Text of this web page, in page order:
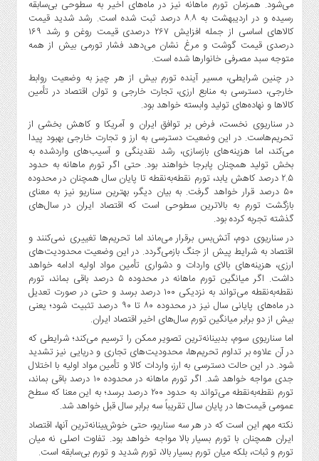
آپ
و
فن
آوری
بانک
،
بیمه
و
ارز
دیجیتال
کشاورزی
و
صنایع
غذایی
سیاسی
و
بین
الملل
نگاه
روز
گوناگون
می‌شود. همزمان تورم ماهانه نیز در ماه‌های اخیر به سطوحی بی‌سابقه
رسیده و در اردیبهشت به ۸.۸ درصد ثبت شده است. رشد شدید قیمت
کالاهای اساسی از جمله افزایش ۲۶۷ درصدی قیمت روغن و رشد ۱۶۹
درصدی قیمت گوشت و مرغ نشان می‌دهد فشار تورمی بیش از همه
متوجه سبد مصرفی خانوارها شده است.
در چنین شرایطی، مسیر آینده تورم بیش از هر چیز به وضعیت روابط
خارجی، دسترسی به منابع ارزی، تجارت خارجی و توان اقتصاد در تأمین
کالاها و نهاده‌های تولید وابسته خواهد بود.
در سناریوی نخست، فرض بر توافق ایران و آمریکا و کاهش بخشی از
تحریم‌هاست. در این وضعیت دسترسی به ارز و تجارت خارجی بهبود پیدا
می‌کند، اما هزینه‌های بازسازی، رشد نقدینگی و آسیب‌های واردشده به
بخش تولید همچنان پابرجا خواهند بود. حتی اگر تورم ماهانه به حدود
۲.۵ درصد کاهش یابد، تورم نقطه‌به‌نقطه تا پایان سال همچنان در محدوده
۵۰ درصد قرار خواهد گرفت. به بیان دیگر، بهترین سناریو نیز به معنای
بازگشت تورم به بالاترین سطوحی است که اقتصاد ایران در سال‌های
گذشته تجربه کرده بود.
در سناریوی دوم، آتش‌بس برقرار می‌ماند اما تحریم‌ها تغییری نمی‌کنند و
اقتصاد به شرایط پیش از جنگ بازمی‌گردد. در این وضعیت محدودیت‌های
ارزی، هزینه‌های بالای واردات و دشواری تأمین مواد اولیه ادامه خواهد
داشت. اگر میانگین تورم ماهانه در محدوده ۵ درصد باقی بماند، تورم
نقطه‌به‌نقطه می‌تواند به نزدیکی ۱۰۰ درصد برسد و حتی در صورت تعدیل
در ماه‌های پایانی سال نیز در محدوده ۸۰ تا ۹۰ درصد تثبیت شود؛ یعنی
بیش از دو برابر میانگین تورم سال‌های اخیر اقتصاد ایران.
اما سناریوی سوم، بدبینانه‌ترین تصویر ممکن را ترسیم می‌کند؛ شرایطی که
در آن علاوه بر تداوم تحریم‌ها، محدودیت‌های تجاری و دریایی نیز تشدید
شود. در این حالت دسترسی به ارز، واردات کالا و تأمین مواد اولیه با اختلال
جدی مواجه خواهد شد. اگر تورم ماهانه در محدوده ۱۰ درصد باقی بماند،
تورم نقطه‌به‌نقطه می‌تواند به حدود ۲۰۰ درصد برسد؛ به این معنا که سطح
عمومی قیمت‌ها در پایان سال تقریباً سه برابر سال قبل خواهد شد.
نکته مهم این است که در هر سه سناریو، حتی خوش‌بینانه‌ترین آنها، اقتصاد
ایران همچنان با تورم بسیار بالا مواجه خواهد بود. تفاوت اصلی نه میان
تورم و ثبات، بلکه میان تورم بسیار بالا، تورم شدید و تورم بی‌سابقه است.